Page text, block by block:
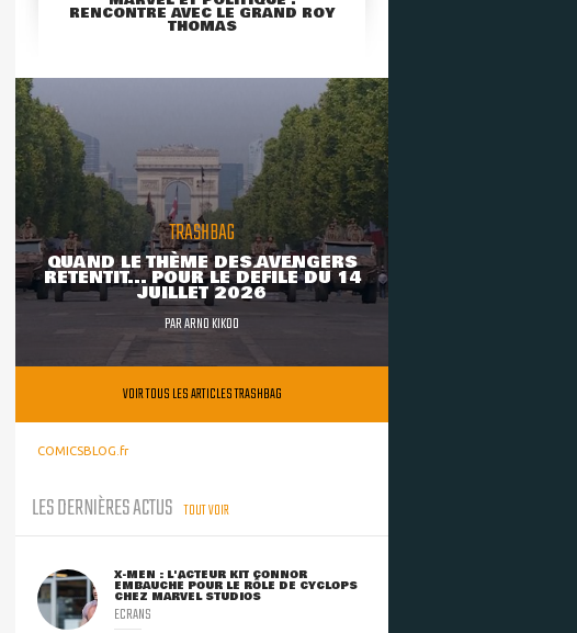
RENCONTRE AVEC LE GRAND ROY
THOMAS
TRASHBAG
QUAND LE THÈME DES AVENGERS
RETENTIT... POUR LE DÉFILÉ DU 14
JUILLET 2026
PARARNO KIKOO
VOIR TOUS LES ARTICLES TRASHBAG
COMICSBLOG.fr
LES DERNIÈRES ACTUS TOUT VOIR
X-MEN : L'ACTEUR KIT CONNOR
EMBAUCHÉ POUR LE RÔLE DE CYCLOPS
CHEZ MARVEL STUDIOS
ECRANS